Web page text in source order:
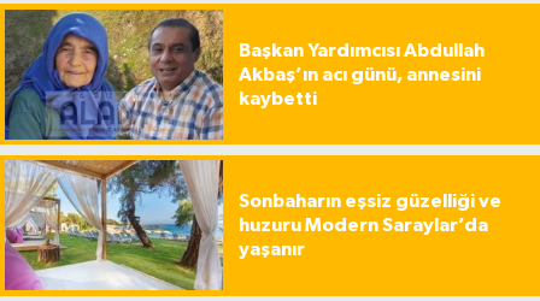
Başkan Yardımcısı Abdullah
Akbaş’ın acı günü, annesini
kaybetti
Sonbaharın eşsiz güzelliği ve
huzuru Modern Saraylar’da
yaşanır